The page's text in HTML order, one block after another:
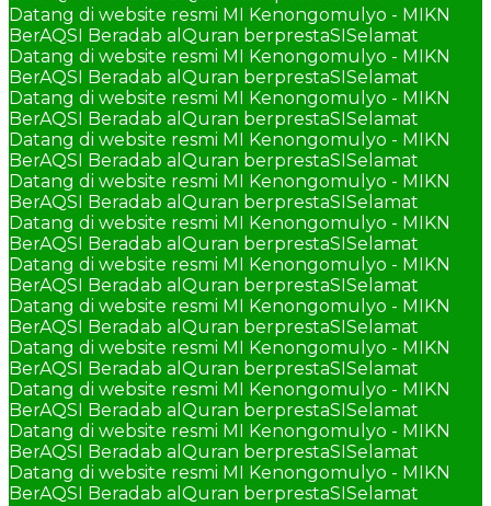
Datang di website resmi MI Kenongomulyo - MIKN
BerAQSI Beradab alQuran berprestaSISelamat
Datang di website resmi MI Kenongomulyo - MIKN
BerAQSI Beradab alQuran berprestaSISelamat
Datang di website resmi MI Kenongomulyo - MIKN
BerAQSI Beradab alQuran berprestaSISelamat
Datang di website resmi MI Kenongomulyo - MIKN
BerAQSI Beradab alQuran berprestaSISelamat
Datang di website resmi MI Kenongomulyo - MIKN
BerAQSI Beradab alQuran berprestaSISelamat
Datang di website resmi MI Kenongomulyo - MIKN
BerAQSI Beradab alQuran berprestaSISelamat
Datang di website resmi MI Kenongomulyo - MIKN
BerAQSI Beradab alQuran berprestaSISelamat
Datang di website resmi MI Kenongomulyo - MIKN
BerAQSI Beradab alQuran berprestaSISelamat
Datang di website resmi MI Kenongomulyo - MIKN
BerAQSI Beradab alQuran berprestaSISelamat
Datang di website resmi MI Kenongomulyo - MIKN
BerAQSI Beradab alQuran berprestaSISelamat
Datang di website resmi MI Kenongomulyo - MIKN
BerAQSI Beradab alQuran berprestaSISelamat
Datang di website resmi MI Kenongomulyo - MIKN
BerAQSI Beradab alQuran berprestaSISelamat